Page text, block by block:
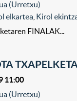
(Urretxu)
elkartea Kirol
FINALAK...
TXAPELKETA
11:00
(Urretxu)